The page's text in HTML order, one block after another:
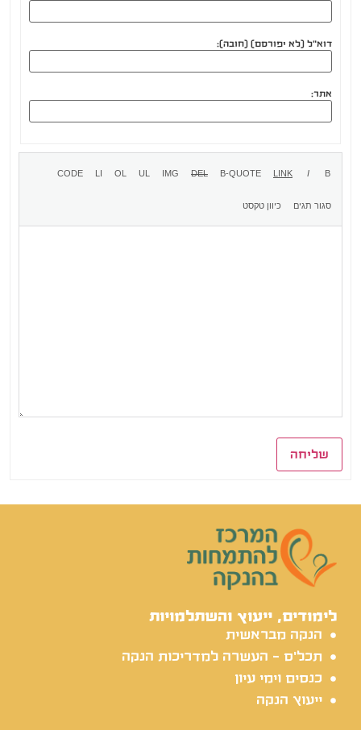
דוא"ל (לא יפורסם) (חובה):
אתר:
שליחה
לימודים, ייעוץ והשתלמויות
הנקה מבראשית
תכל'ס - העשרה למדריכות הנקה
כנסים וימי עיון
ייעוץ הנקה